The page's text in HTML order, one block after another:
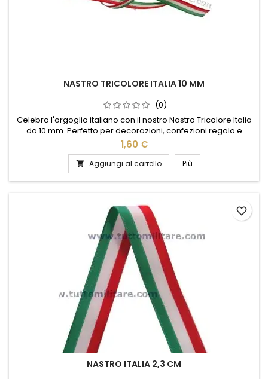
NASTRO TRICOLORE ITALIA 10 MM
(0)
Celebra l'orgoglio italiano con il nostro Nastro Tricolore Italia
da 10 mm. Perfetto per decorazioni, confezioni regalo e
progetti fai-da-te, questo nastro di alta qualità unisce
eleganza e patriottismo. I colori vivaci del verde, bianco e
rosso risaltano in ogni occasione, rendendolo ideale per
eventi nazionali, feste e celebrazioni. Realizzato con...
1,60 €
 Aggiungi al carrello Più
NASTRO ITALIA 2,3 CM
favorite_border